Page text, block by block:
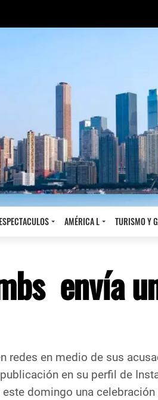
AMÉRICA L TURISMO Y
envía
redes en medio de sus
en su perfil de
domingo una celebración